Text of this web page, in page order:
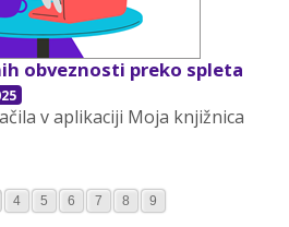
obveznosti preko spleta
v aplikaciji Moja knjižnica
4 5 6 7 8 9